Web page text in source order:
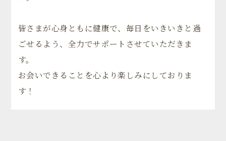
皆さまが心身ともに健康で、毎日をいきいきと過
ごせるよう、全力でサポートさせていただきま
す。
お会いできることを心より楽しみにしておりま
す！